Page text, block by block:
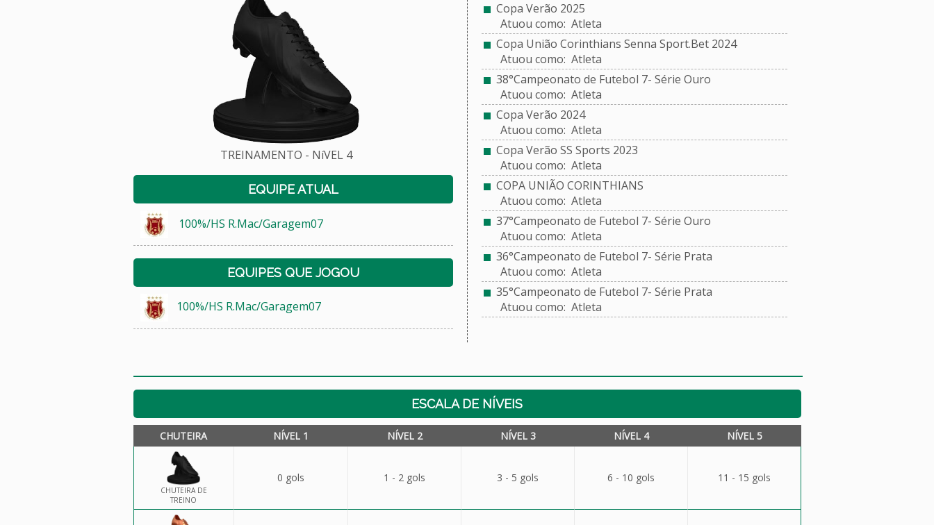
TREINAMENTO - NíVEL 4
EQUIPE ATUAL
100%/HS R.Mac/Garagem07
EQUIPES QUE JOGOU
100%/HS R.Mac/Garagem07
Copa Verão 2025
Atuou como: Atleta
Copa União Corinthians Senna Sport.Bet 2024
Atuou como: Atleta
38°Campeonato de Futebol 7- Série Ouro
Atuou como: Atleta
Copa Verão 2024
Atuou como: Atleta
Copa Verão SS Sports 2023
Atuou como: Atleta
COPA UNIÃO CORINTHIANS
Atuou como: Atleta
37°Campeonato de Futebol 7- Série Ouro
Atuou como: Atleta
36°Campeonato de Futebol 7- Série Prata
Atuou como: Atleta
35°Campeonato de Futebol 7- Série Prata
Atuou como: Atleta
ESCALA DE NÍVEIS
CHUTEIRA NÍVEL 1 NÍVEL 2 NÍVEL 3 NÍVEL 4 NÍVEL 5
CHUTEIRA DE
TREINO
0 gols 1 - 2 gols 3 - 5 gols 6 - 10 gols 11 - 15 gols